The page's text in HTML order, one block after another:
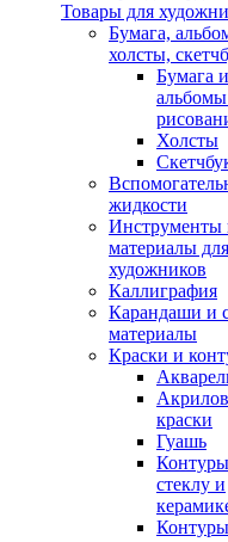
Товары для
Бумага,
холсты,
Бумага и
Холсты
жидкости
Инструменты
материалы для
художников
Каллиграфия
Карандаши и
материалы
Краски и
краски
Гуашь
стеклу и